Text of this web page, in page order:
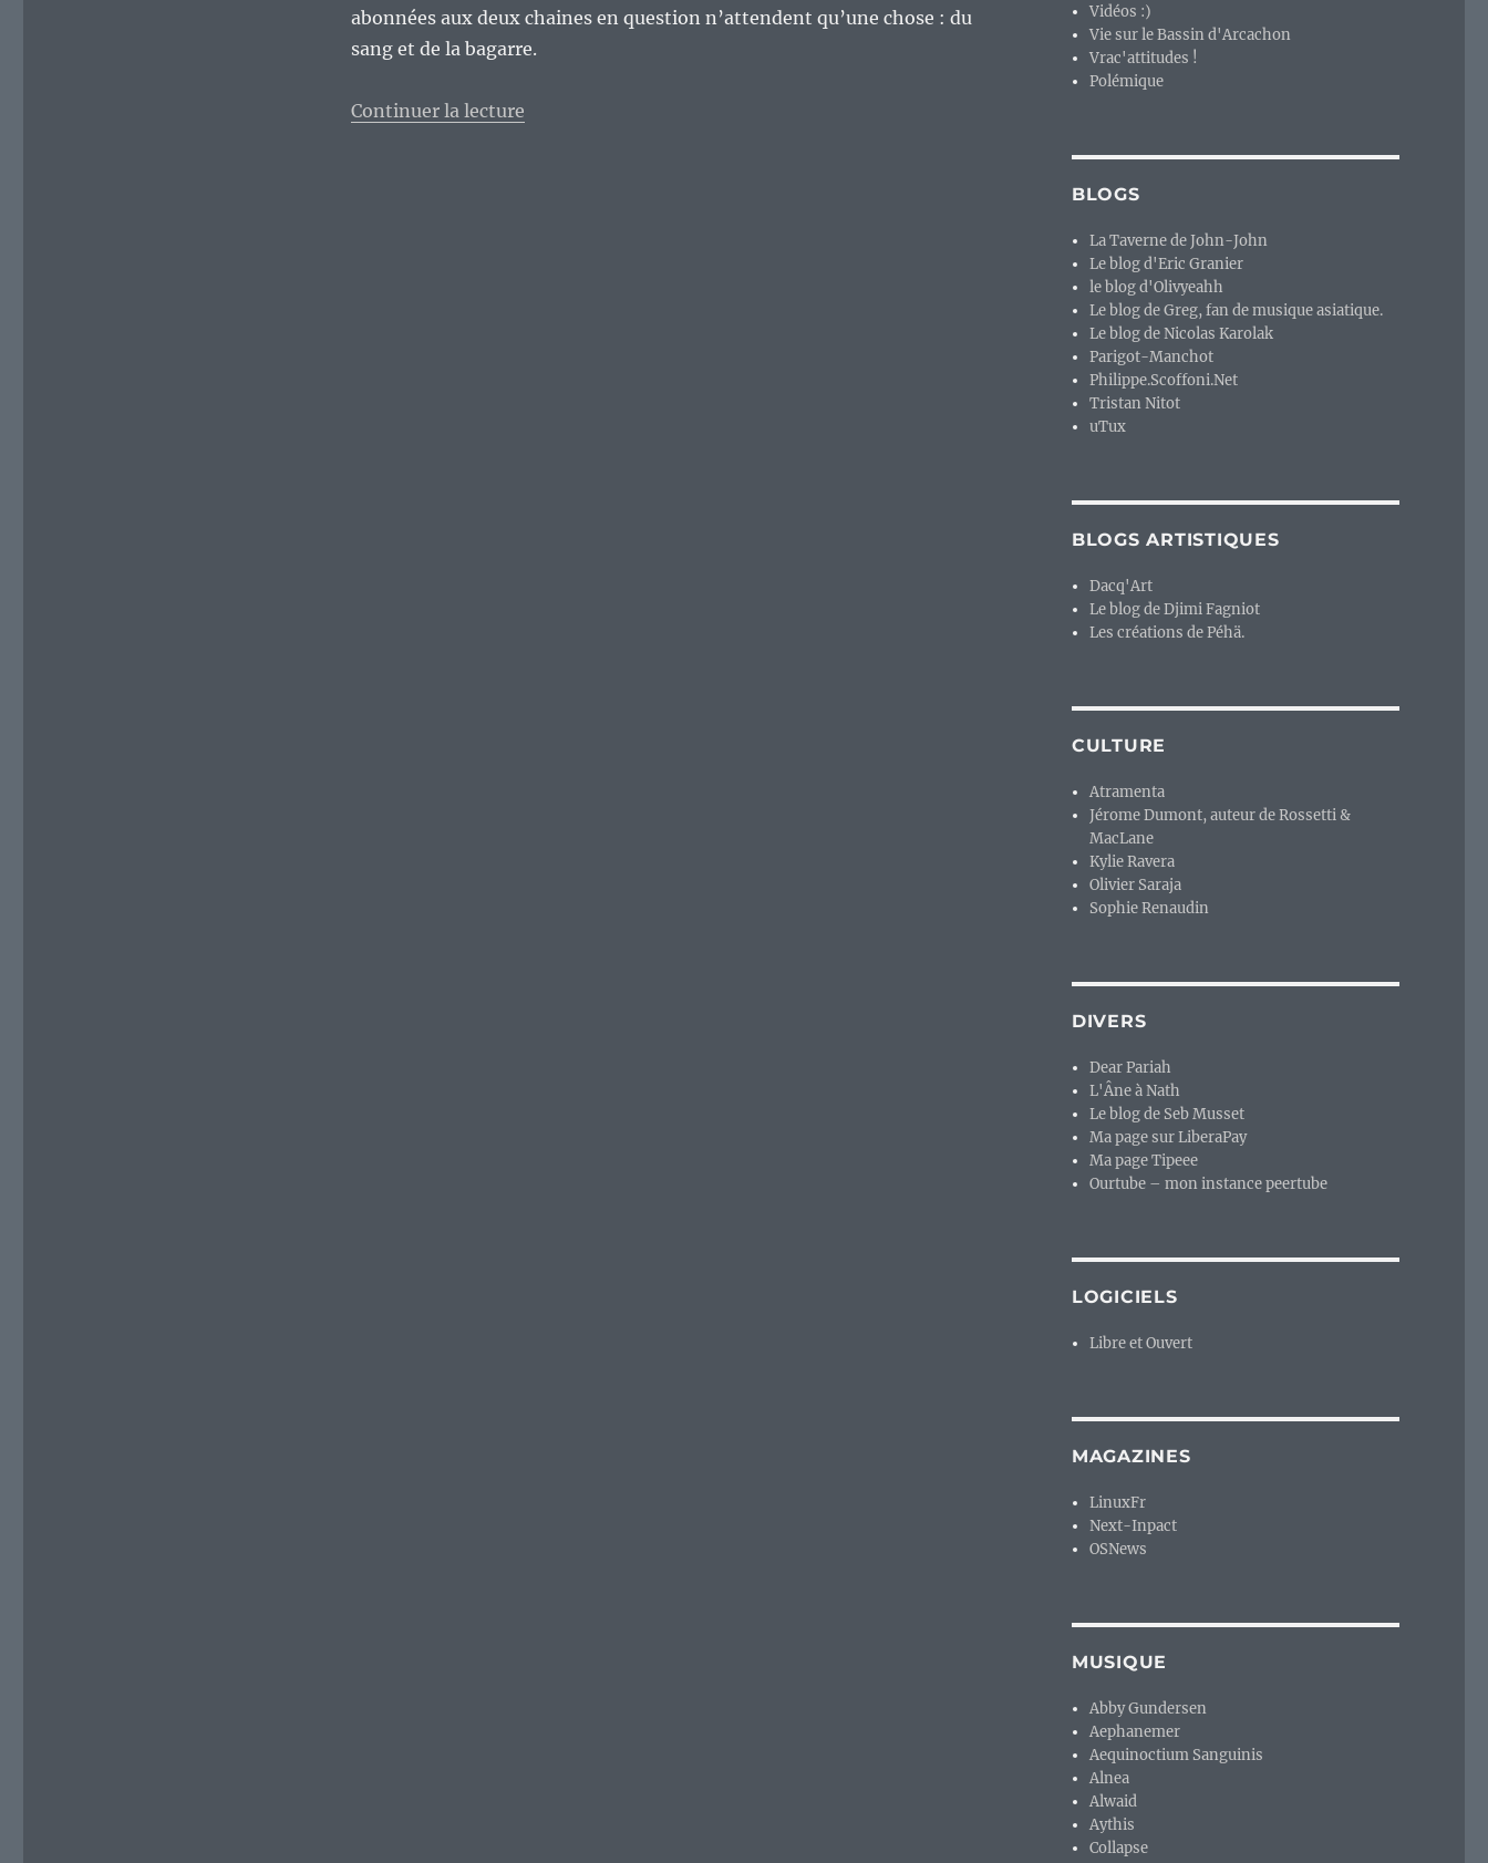
abonnées aux deux chaines en question n’attendent qu’une chose : du
sang et de la bagarre.
Continuer la lecturede « Le Youtube linux francophone, mais ça devient la merde ! »
Vidéos :)
Vie sur le Bassin d'Arcachon
Vrac'attitudes !
Polémique
BLOGS
La Taverne de John-John
Le blog d'Eric Granier
le blog d'Olivyeahh
Le blog de Greg, fan de musique asiatique.
Le blog de Nicolas Karolak
Parigot-Manchot
Philippe.Scoffoni.Net
Tristan Nitot
uTux
BLOGS ARTISTIQUES
Dacq'Art
Le blog de Djimi Fagniot
Les créations de Péhä.
CULTURE
Atramenta
Jérome Dumont, auteur de Rossetti &
MacLane
Kylie Ravera
Olivier Saraja
Sophie Renaudin
DIVERS
Dear Pariah
L'Âne à Nath
Le blog de Seb Musset
Ma page sur LiberaPay
Ma page Tipeee
Ourtube – mon instance peertube
LOGICIELS
Libre et Ouvert
MAGAZINES
LinuxFr
Next-Inpact
OSNews
MUSIQUE
Abby Gundersen
Aephanemer
Aequinoctium Sanguinis
Alnea
Alwaid
Aythis
Collapse